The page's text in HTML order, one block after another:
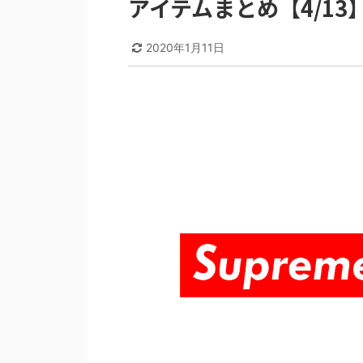
アイテムまとめ【4/13
2020年1月11日